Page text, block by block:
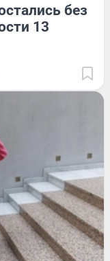
без
13